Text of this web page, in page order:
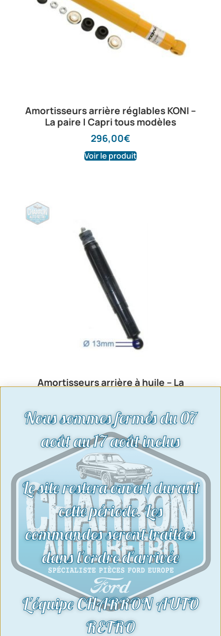
Amortisseurs arrière réglables KONI –
La paire | Capri tous modèles
296,00€
Voir le produit
Amortisseurs arrière à huile – La
127,00
Voir le produit
Nous sommes fermés du 07
août au 17 août inclus
Le site restera ouvert durant
cette période. Les
commandes seront traitées
dans l'ordre d'arrivée
L'équipe CHARRON AUTO
RETRO